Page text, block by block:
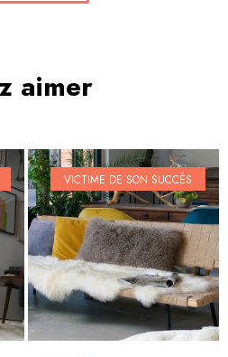
peaux véritables proviennent du
éthique et responsable. Cela
:Secouer régulièrement la peau en
gonflant de la laine et brosser
brosse pour pelage canin type
ponctuellement une tache
du savon au ph neutre, rincez et
sec recommandé.
aimer
VICTIME DE SON SUCCÈS